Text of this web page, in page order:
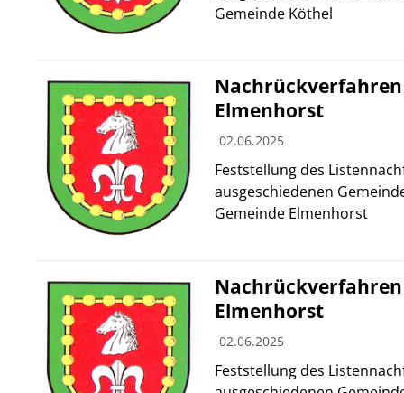
Gemeinde Köthel
Nachrückverfahren
Elmenhorst
02.06.2025
Feststellung des
ausgeschiedenen
Gemeinde Elmenhorst
Nachrückverfahren
Elmenhorst
02.06.2025
Feststellung des